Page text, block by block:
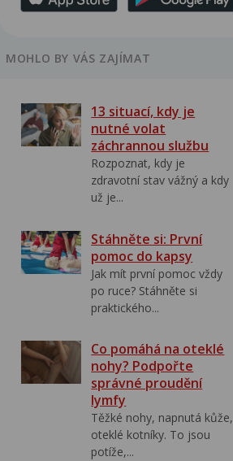
MOHLO BY VÁS ZAJÍMAT
13 situací, kdy je
nutné volat
záchrannou službu
Rozpoznat, kdy je
zdravotní stav vážný a kdy
už je...
Stáhněte si: První
pomoc do kapsy
Jak mít první pomoc vždy
po ruce? Stáhněte si
praktického...
Co pomáhá na oteklé
nohy? Podpořte
správné proudění
lymfy
Těžké nohy, napnutá kůže,
oteklé kotníky. To jsou
potíže,...